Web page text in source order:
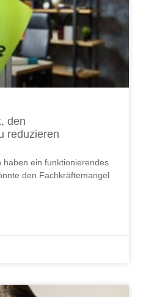
den
reduzieren
haben ein funktionierendes
den Fachkräftemangel